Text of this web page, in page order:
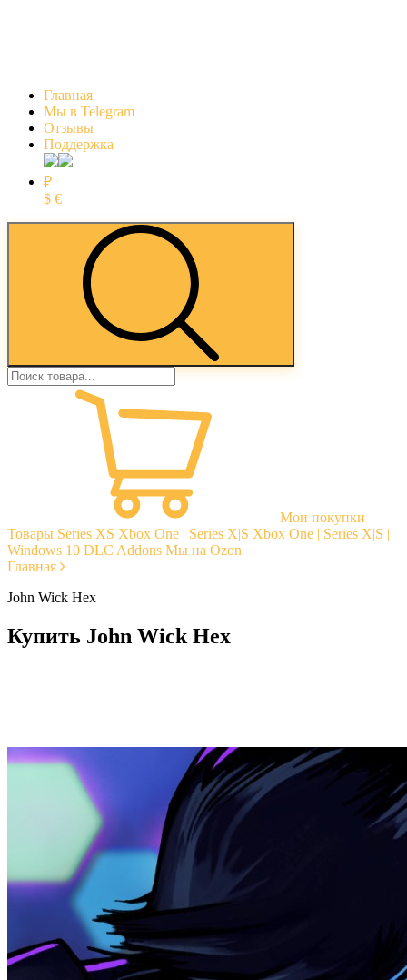
Главная
Мы в Telegram
Отзывы
Поддержка
₽
$ €
Мои покупки
Товары Series XS Xbox One | Series X|S Xbox One | Series X|S |
Windows 10 DLC Addons Мы на Ozon
Главная
John Wick Hex
Купить John Wick Hex